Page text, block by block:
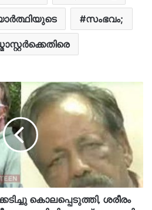
സംഭവം;
കൊലപ്പെടുത്തി, ശരീരം